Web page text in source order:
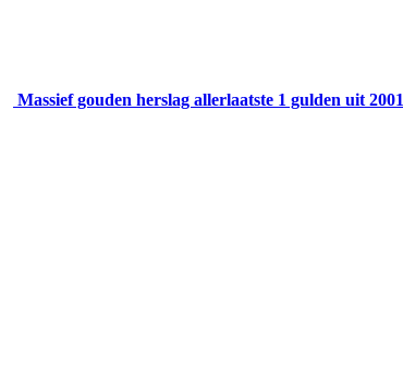
Massief gouden herslag allerlaatste 1 gulden uit 2001